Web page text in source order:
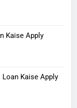
Kaise Apply
Kaise Apply